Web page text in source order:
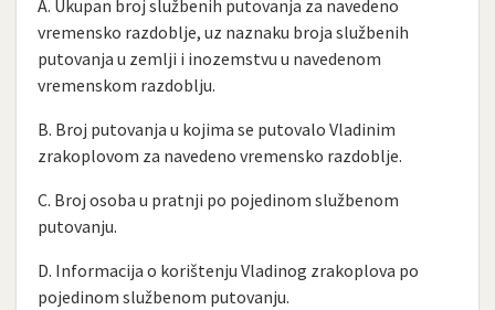
A. Ukupan broj službenih putovanja za navedeno
vremensko razdoblje, uz naznaku broja službenih
putovanja u zemlji i inozemstvu u navedenom
vremenskom razdoblju.
B. Broj putovanja u kojima se putovalo Vladinim
zrakoplovom za navedeno vremensko razdoblje.
C. Broj osoba u pratnji po pojedinom službenom
putovanju.
D. Informacija o korištenju Vladinog zrakoplova po
pojedinom službenom putovanju.